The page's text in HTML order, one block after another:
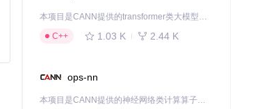
本项目是CANN提供的transformer类大模型算子库，实现网络在NPU上加速计算。
C++
1.03 K 2.44 K
ops-nn
本项目是CANN提供的神经网络类计算算子库，实现网络在NPU上加速计算。